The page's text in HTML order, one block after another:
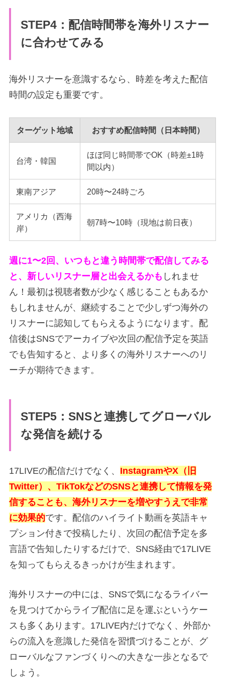
STEP4：配信時間帯を海外リスナー
に合わせてみる
海外リスナーを意識するなら、時差を考えた配信
時間の設定も重要です。
ターゲット地域 おすすめ配信時間（日本時間）
台湾・韓国
ほぼ同じ時間帯でOK（時差±1時
間以内）
東南アジア 20時〜24時ごろ
アメリカ（西海
岸）
朝7時〜10時（現地は前日夜）
週に1〜2回、いつもと違う時間帯で配信してみる
と、新しいリスナー層と出会えるかも しれませ
ん！最初は視聴者数が少なく感じることもあるか
もしれませんが、継続することで少しずつ海外の
リスナーに認知してもらえるようになります。配
信後はSNSでアーカイブや次回の配信予定を英語
でも告知すると、より多くの海外リスナーへのリ
ーチが期待できます。
STEP5：SNSと連携してグローバル
な発信を続ける
17LIVEの配信だけでなく、 InstagramやX（旧
Twitter）、TikTokなどのSNSと連携して情報を発
信することも、海外リスナーを増やすうえで非常
に効果的です。配信のハイライト動画を英語キャ
プション付きで投稿したり、次回の配信予定を多
言語で告知したりするだけで、SNS経由で17LIVE
を知ってもらえるきっかけが生まれます。
海外リスナーの中には、SNSで気になるライバー
を見つけてからライブ配信に足を運ぶというケー
スも多くあります。17LIVE内だけでなく、外部か
らの流入を意識した発信を習慣づけることが、グ
ローバルなファンづくりへの大きな一歩となるで
しょう。